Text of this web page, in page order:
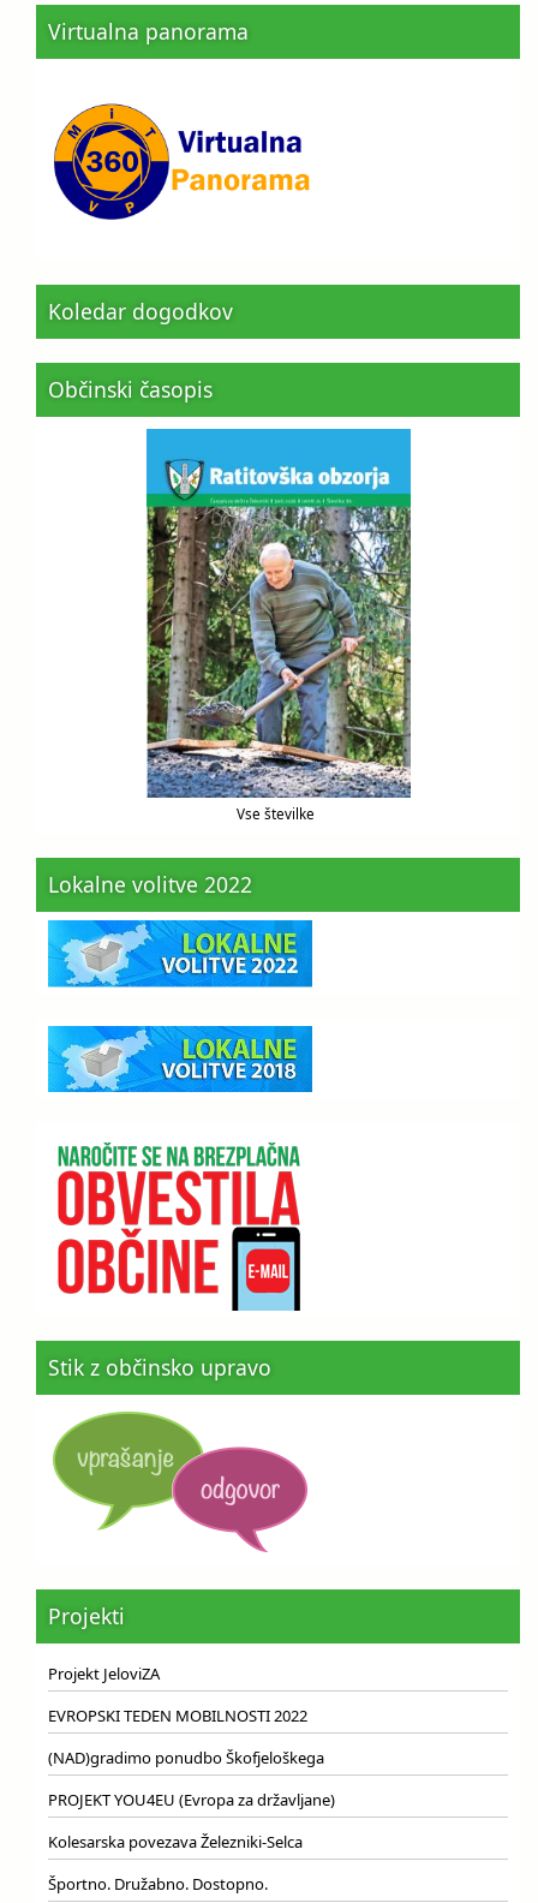
Virtualna panorama
Koledar dogodkov
Občinski časopis
Vse številke
Lokalne volitve 2022
Stik z občinsko upravo
Projekti
Projekt JeloviZA
EVROPSKI TEDEN MOBILNOSTI 2022
(NAD)gradimo ponudbo Škofjeloškega
PROJEKT YOU4EU (Evropa za državljane)
Kolesarska povezava Železniki-Selca
Športno. Družabno. Dostopno.